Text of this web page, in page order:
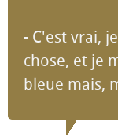
- C'est vrai,
chose, et je
bleue mais,